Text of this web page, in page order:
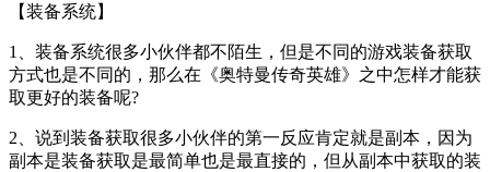
【装备系统】
1、装备系统很多小伙伴都不陌生，但是不同的游戏装备获取
方式也是不同的，那么在《奥特曼传奇英雄》之中怎样才能获
取更好的装备呢?
2、说到装备获取很多小伙伴的第一反应肯定就是副本，因为
副本是装备获取是最简单也是最直接的，但从副本中获取的装